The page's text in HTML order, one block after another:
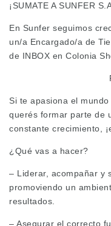
¡SUMATE A SUNFER
En Sunfer seguimos
un/a Encargado/a de
de INBOX en Colonia
Si te apasiona el
querés formar parte de
constante crecimiento,
¿Qué vas a hacer?
– Liderar, acompañar y
promoviendo un
resultados.
– Asegurar el correcto